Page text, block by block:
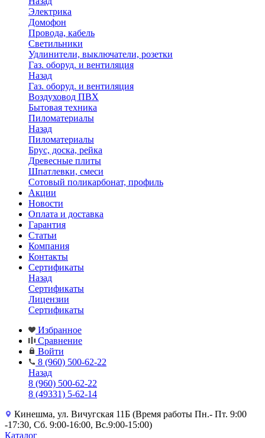
Электрика
Домофон
Провода, кабель
Светильники
Удлинители, выключатели, розетки
Газ. оборуд. и вентиляция
Назад
Газ. оборуд. и вентиляция
Воздуховод ПВХ
Бытовая техника
Пиломатериалы
Назад
Пиломатериалы
Брус, доска, рейка
Древесные плиты
Шпатлевки, смеси
Сотовый поликарбонат, профиль
Акции
Новости
Оплата и доставка
Гарантия
Статьи
Компания
Контакты
Сертификаты
Назад
Сертификаты
Лицензии
Сертификаты
Избранное
Сравнение
Войти
8 (960) 500-62-22
Назад
8 (960) 500-62-22
8 (49331) 5-62-14
Кинешма, ул. Вичугская 11Б (Время работы Пн.- Пт. 9:00
-17:30, Сб. 9:00-16:00, Вс.9:00-15:00)
Каталог